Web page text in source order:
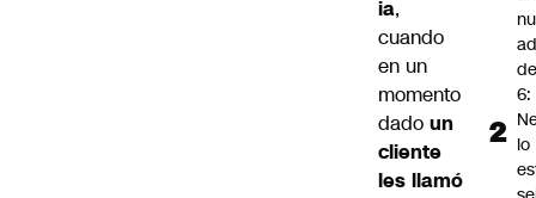
ia,
cuando
en un
momento
dado un
cliente
les llamó
6:
lo